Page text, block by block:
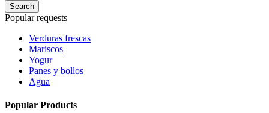
Search
Popular requests
Verduras frescas
Mariscos
Yogur
Panes y bollos
Agua
Popular Products